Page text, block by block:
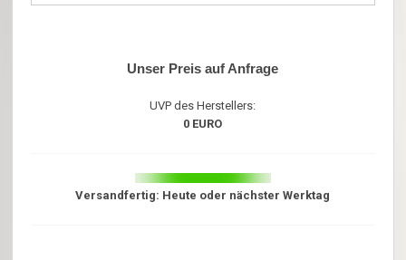
Unser Preis auf Anfrage
UVP des Herstellers:
0 EURO
Versandfertig: Heute oder nächster Werktag